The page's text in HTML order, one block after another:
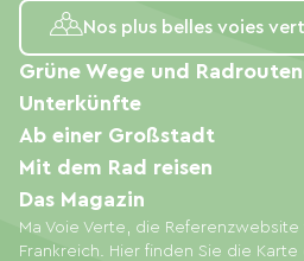
Nos plus belles voies
Ma Voie Verte, die
Frankreich. Hier finden Sie die
Grüne Wege und Radrouten
Unterkünfte
Ab einer Großstadt
Mit dem Rad reisen
Das Magazin